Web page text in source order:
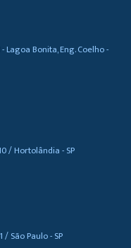
Bonita, Eng. Coelho -
/ Hortolândia - SP
São Paulo - SP